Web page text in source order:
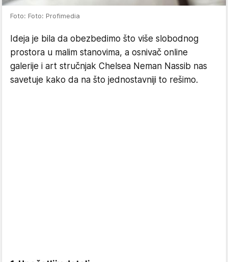
Foto: Foto: Profimedia
Ideja je bila da obezbedimo što više slobodnog
prostora u malim stanovima, a osnivač online
galerije i art stručnjak Chelsea Neman Nassib nas
savetuje kako da na što jednostavniji to rešimo.